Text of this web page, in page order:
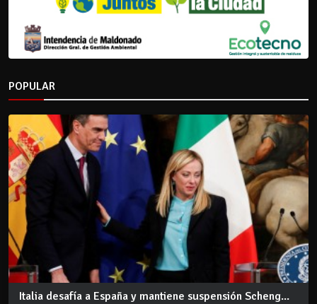
POPULAR
Italia desafía a España y mantiene suspensión Scheng...